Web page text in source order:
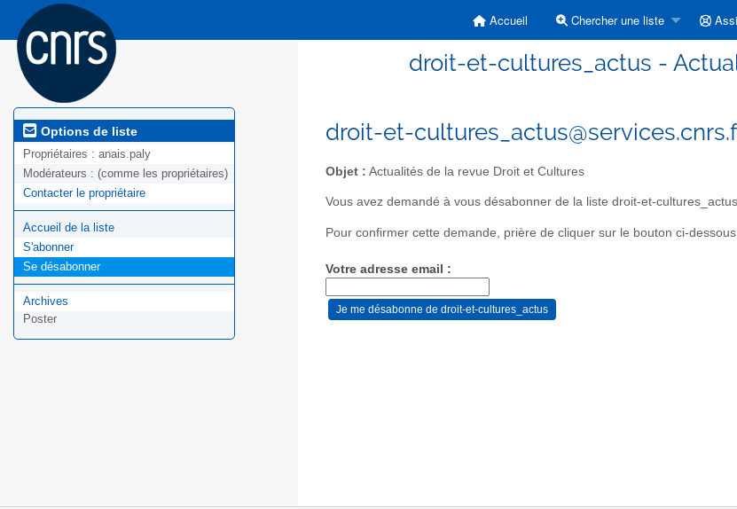
Accueil Chercher une liste
droit-et-cultures_actus -
Options de liste
Propriétaires : anais.paly
Modérateurs : (comme les propriétaires)
Contacter le propriétaire
Accueil de la liste
S'abonner
Se désabonner
Archives
Poster
droit-et-
Objet : Actualités de la revue Droit et Cultures
Vous avez demandé à vous désabonner de la liste droit-et-
Pour confirmer cette demande, prière de cliquer sur le bouton ci-
Votre adresse email :